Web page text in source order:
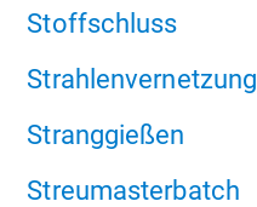
Stoffschluss
Strahlenvernetzung
Stranggießen
Streumasterbatch